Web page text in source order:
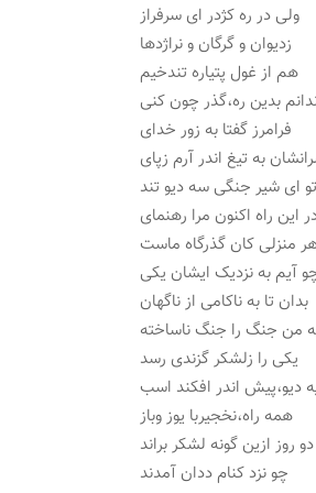
ولی در ره کژدر ای سرفراز
زدیوان و گرگان و نراژدها
هم از غول پتیاره تندخیم
بدین ره،گذر چون کنی
فرامرز گفتا به زور خدای
به تیغ اندر آرم زپای
تو ای شیر جنگی سه دیو تند
این راه اکنون مرا رهنمای
منزلی کان گذرگاه ماست
آیم به نزدیک ایشان یکی
بدان تا به ناکامی از ناگهان
من جنگ را جنگ ناساخته
یکی را زلشکر گزندی رسد
دیو،پیش اندر افکند اسب
همه راه،نخجیربا یوز وباز
روز ازین گونه لشکر براند
چو نزد کنام ددان آمدند